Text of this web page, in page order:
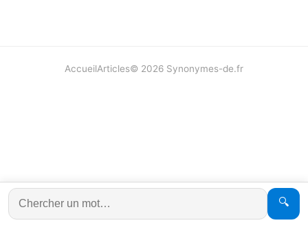
🔍
AccueilArticles© 2026 Synonymes-de.fr